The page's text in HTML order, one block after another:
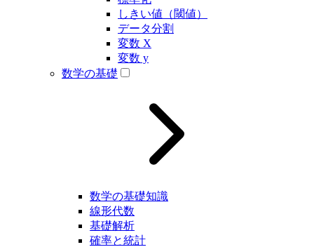
しきい値（閾値）
データ分割
変数 X
変数 y
数学の基礎
数学の基礎知識
線形代数
基礎解析
確率と統計